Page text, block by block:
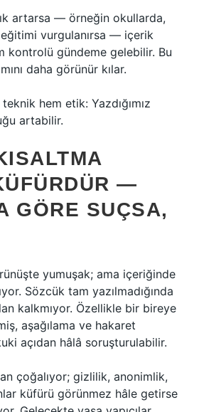
artarsa — örneğin okullarda,
vurgulanırsa — içerik
kontrolü gündeme gelebilir. Bu
daha görünür kılar.
hem etik: Yazdığımız
artabilir.
—
GÖRE SUÇSA,
yumuşak; ama içeriğinde
Sözcük tam yazılmadığında
kalkmıyor. Özellikle bir bireye
aşağılama ve hakaret
açıdan hâlâ soruşturulabilir.
çoğalıyor; gizlilik, anonimlik,
küfürü görünmez hâle getirse